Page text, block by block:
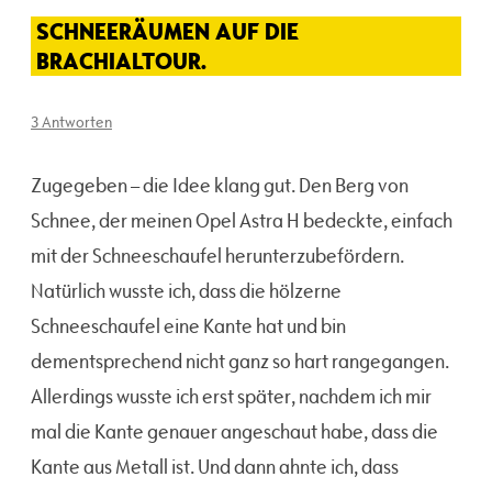
SCHNEERÄUMEN AUF DIE
BRACHIALTOUR.
3 Antworten
Zugegeben – die Idee klang gut. Den Berg von
Schnee, der meinen Opel Astra H bedeckte, einfach
mit der Schneeschaufel herunterzubefördern.
Natürlich wusste ich, dass die hölzerne
Schneeschaufel eine Kante hat und bin
dementsprechend nicht ganz so hart rangegangen.
Allerdings wusste ich erst später, nachdem ich mir
mal die Kante genauer angeschaut habe, dass die
Kante aus Metall ist. Und dann ahnte ich, dass